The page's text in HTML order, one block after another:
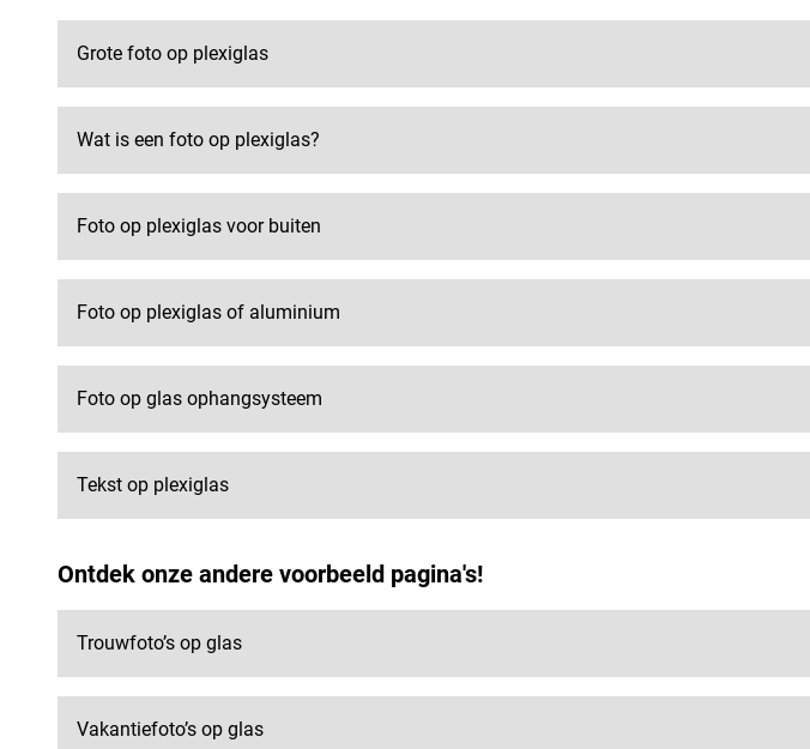
Grote foto op plexiglas
Wat is een foto op plexiglas?
Foto op plexiglas voor buiten
Foto op plexiglas of aluminium
Foto op glas ophangsysteem
Tekst op plexiglas
Ontdek onze andere voorbeeld pagina's!
Trouwfoto’s op glas
Vakantiefoto’s op glas